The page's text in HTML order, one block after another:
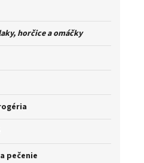
horčice a omáčky
pečenie